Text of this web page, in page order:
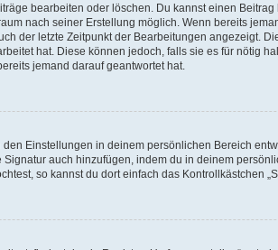
bearbeiten oder löschen. Du kannst einen
nach seiner Erstellung möglich. Wenn bereits
der letzte Zeitpunkt der Bearbeitungen angezeigt.
hat. Diese können jedoch, falls sie es für nötig
jemand darauf geantwortet hat.
Einstellungen in deinem persönlichen Bereich
auch hinzufügen, indem du in deinem
so kannst du dort einfach das Kontrollkästchen